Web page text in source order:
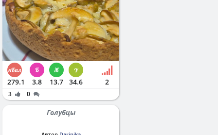
279.1 3.8 13.7 34.6 2
3 0
Голубцы